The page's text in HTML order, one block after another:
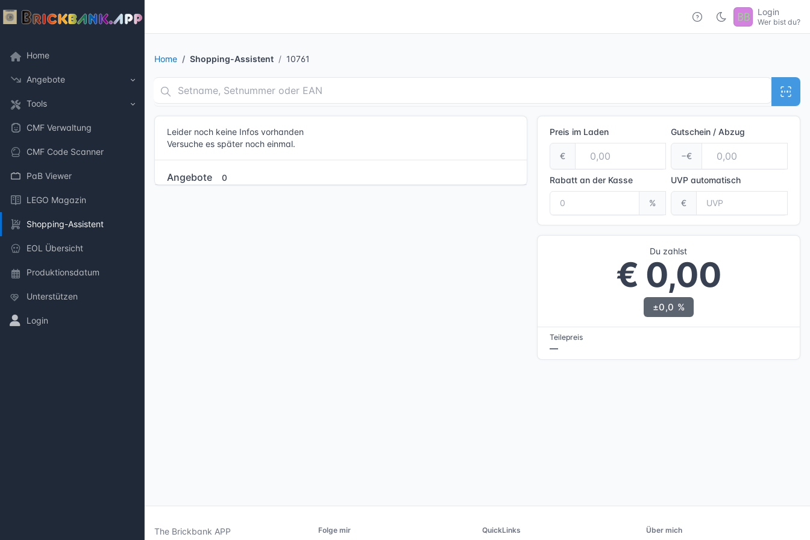
Home
Angebote
Tools
CMF Verwaltung
CMF Code Scanner
PaB Viewer
LEGO Magazin
Shopping-Assistent
EOL Übersicht
Produktionsdatum
Unterstützen
Login
Login
Wer bist du?
Home Shopping-Assistent 10761
Leider noch keine Infos vorhanden
Versuche es später noch einmal.
Angebote 0
Preis im Laden
€
Gutschein / Abzug
−€
Rabatt an der Kasse
%
UVPautomatisch
€
Du zahlst
€ 0,00
±0,0 %
Teilepreis
—
The Brickbank APP Folge mir QuickLinks Über mich